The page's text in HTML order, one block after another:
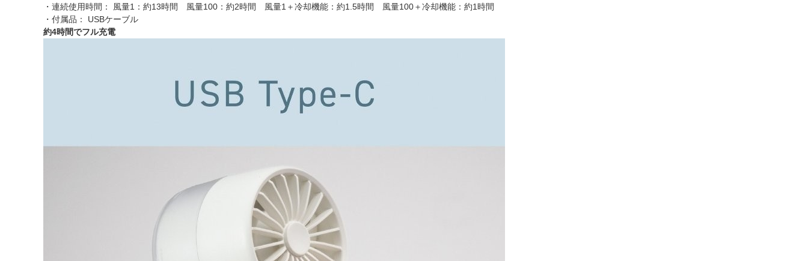
・連続使用時間： 風量1：約13時間 風量100：約2時間 風量1＋冷却機能：約1.5時間 風量100＋冷却機能：約1時間
・付属品： USBケーブル
約4時間でフル充電